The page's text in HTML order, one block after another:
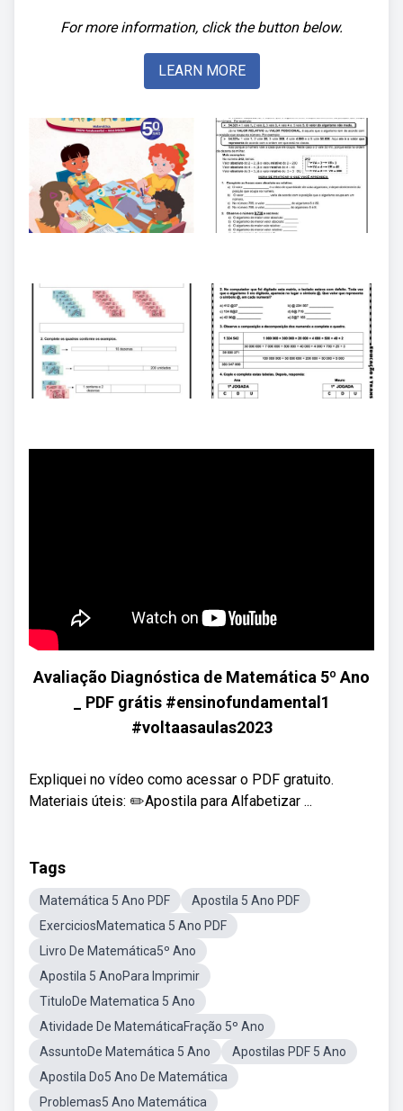
For more information, click the button below.
LEARN MORE
Avaliação Diagnóstica de Matemática 5º Ano
_ PDF grátis #ensinofundamental1
#voltaasaulas2023
Expliquei no vídeo como acessar o PDF gratuito.
Materiais úteis: ✏️Apostila para Alfabetizar ...
Tags
Matemática 5 Ano PDF
Apostila 5 Ano PDF
ExerciciosMatematica 5 Ano PDF
Livro De Matemática5º Ano
Apostila 5 AnoPara Imprimir
TituloDe Matematica 5 Ano
Atividade De MatemáticaFração 5º Ano
AssuntoDe Matemática 5 Ano
Apostilas PDF 5 Ano
Apostila Do5 Ano De Matemática
Problemas5 Ano Matemática